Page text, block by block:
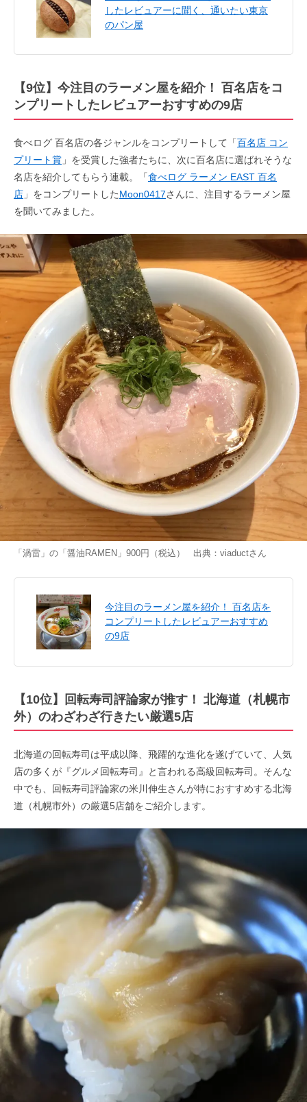
したレビュアーに聞く、通いたい東京
のパン屋
【9位】今注目のラーメン屋を紹介！ 百名店をコ
ンプリートしたレビュアーおすすめの9店
食べログ 百名店の各ジャンルをコンプリートして「百名店 コン
プリート賞 」を受賞した強者たちに、次に百名店に選ばれそうな
名店を紹介してもらう連載。「食べログ ラーメン EAST 百名
店 」をコンプリートしたMoon0417さんに、注目するラーメン屋
を聞いてみました。
「渦雷」の「醤油RAMEN」900円（税込） 出典： viaductさん
今注目のラーメン屋を紹介！ 百名店を
コンプリートしたレビュアーおすすめ
の9店
【10位】回転寿司評論家が推す！ 北海道（札幌市
外）のわざわざ行きたい厳選5店
北海道の回転寿司は平成以降、飛躍的な進化を遂げていて、人気
店の多くが『グルメ回転寿司』と言われる高級回転寿司。そんな
中でも、回転寿司評論家の米川伸生さんが特におすすめする北海
道（札幌市外）の厳選5店舗をご紹介します。